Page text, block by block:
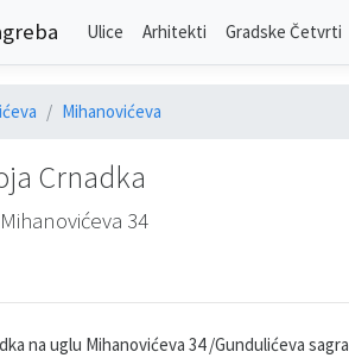
Ulice Arhitekti Gradske Četvrti
Mihanovićeva
Crnadka
34
na uglu Mihanovićeva 34 /Gundulićeva